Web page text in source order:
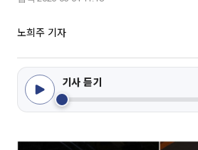
노희주 기자
기사 듣기